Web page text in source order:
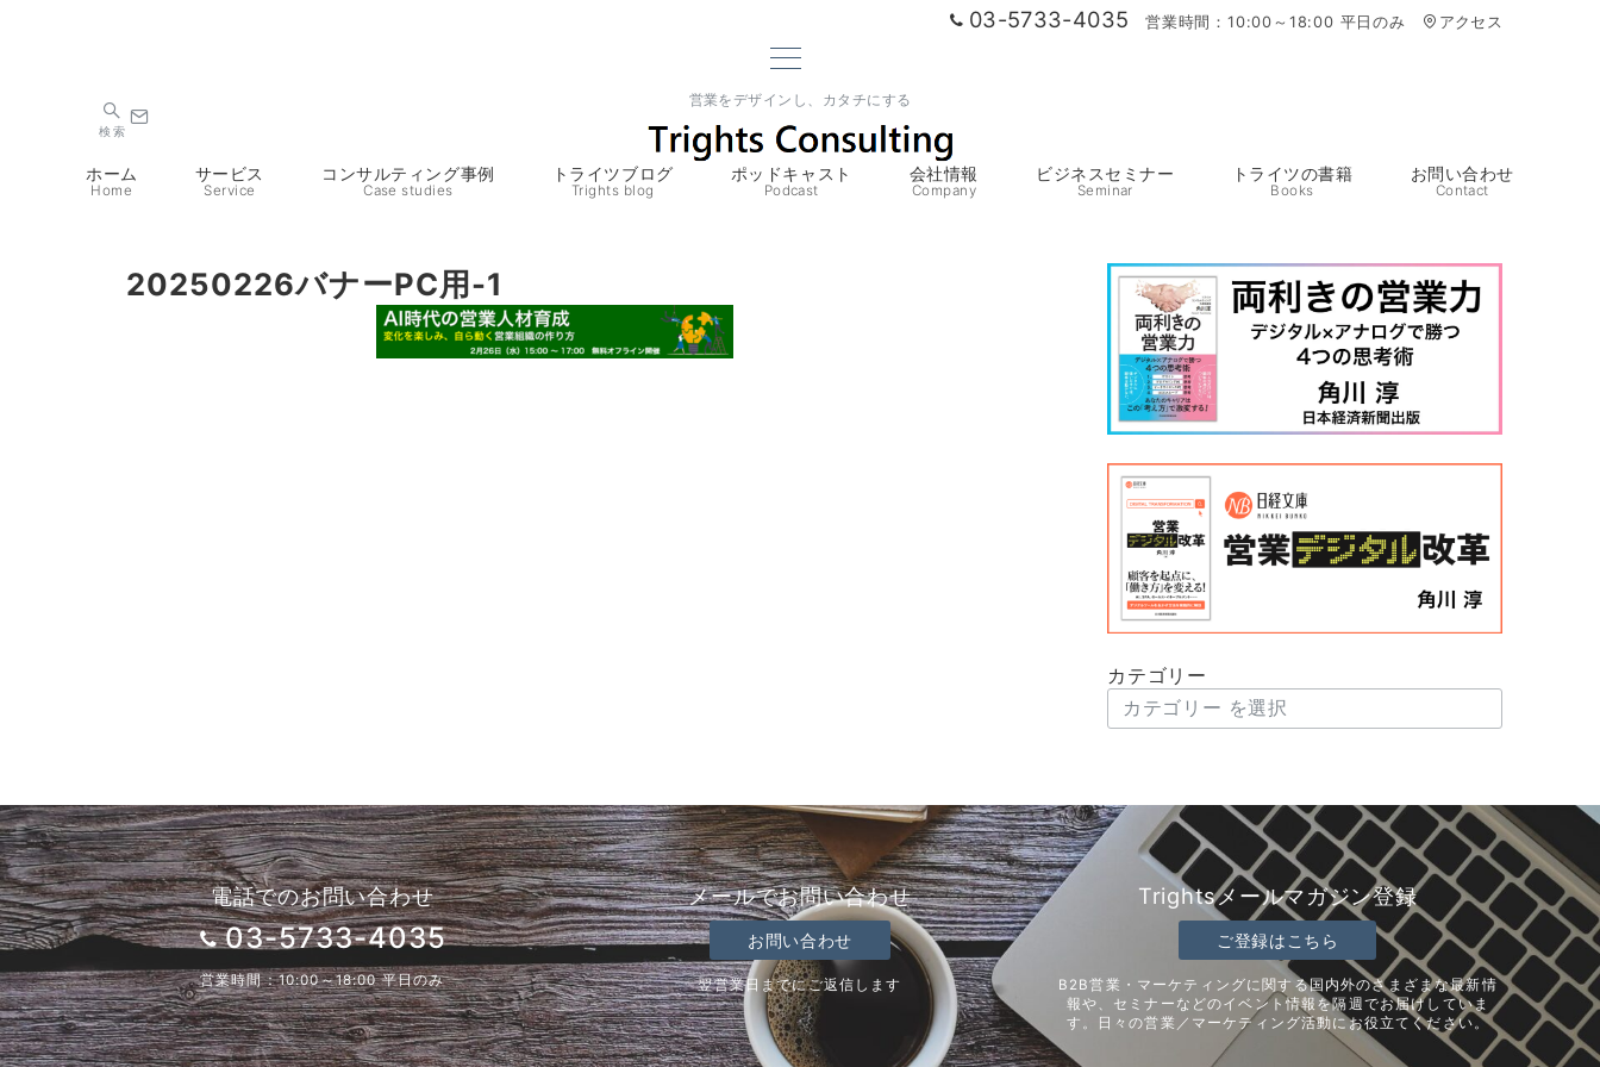
03-5733-4035 営業時間：10:00～18:00 平日のみ アクセス
営業をデザインし、カタチにする
検索
ホーム
Home
サービス
Service
コンサルティング事例
Case studies
トライツブログ
Trights blog
ポッドキャスト
Podcast
会社情報
Company
ビジネスセミナー
Seminar
トライツの書籍
Books
お問い合わせ
Contact
20250226バナーPC用-1
カテゴリー
電話でのお問い合わせ
03-5733-4035
営業時間：10:00～18:00 平日のみ
メールでお問い合わせ
お問い合わせ
翌営業日までにご返信します
Trightsメールマガジン登録
ご登録はこちら
B2B営業・マーケティングに関する国内外のさまざまな最新情
報や、セミナーなどのイベント情報を隔週でお届けしていま
す。日々の営業／マーケティング活動にお役立てください。